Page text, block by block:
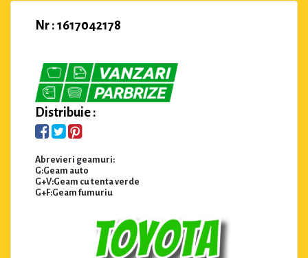
Nr : 1617042178
Distribuie :
Abrevieri geamuri:
G:Geam auto
G+V:Geam cu tenta verde
G+F:Geam fumuriu